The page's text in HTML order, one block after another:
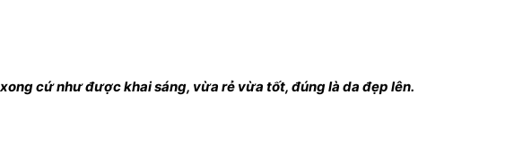
cứ như được khai sáng, vừa rẻ vừa tốt, đúng là da đẹp lên.